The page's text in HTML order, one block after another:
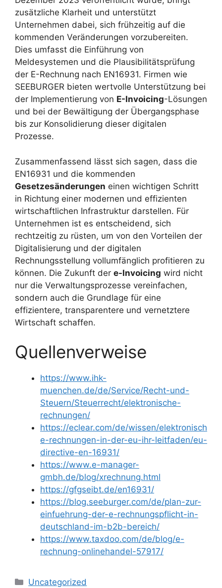
zusätzliche Klarheit und unterstützt
Unternehmen dabei, sich frühzeitig auf die
kommenden Veränderungen vorzubereiten.
Dies umfasst die Einführung von
Meldesystemen und die Plausibilitätsprüfung
der E-Rechnung nach EN16931. Firmen wie
SEEBURGER bieten wertvolle Unterstützung bei
der Implementierung von E-Invoicing-Lösungen
und bei der Bewältigung der Übergangsphase
bis zur Konsolidierung dieser digitalen
Prozesse.
Zusammenfassend lässt sich sagen, dass die
EN16931 und die kommenden
Gesetzesänderungen einen wichtigen Schritt
in Richtung einer modernen und effizienten
wirtschaftlichen Infrastruktur darstellen. Für
Unternehmen ist es entscheidend, sich
rechtzeitig zu rüsten, um von den Vorteilen der
Digitalisierung und der digitalen
Rechnungsstellung vollumfänglich profitieren zu
können. Die Zukunft der e-Invoicing wird nicht
nur die Verwaltungsprozesse vereinfachen,
sondern auch die Grundlage für eine
effizientere, transparentere und vernetztere
Wirtschaft schaffen.
Quellenverweise
https://www.ihk-
muenchen.de/de/Service/Recht-und-
Steuern/Steuerrecht/elektronische-
rechnungen/
https://eclear.com/de/wissen/elektronisch
e-rechnungen-in-der-eu-ihr-leitfaden/eu-
directive-en-16931/
https://www.e-manager-
gmbh.de/blog/xrechnung.html
https://gfgseibt.de/en16931/
https://blog.seeburger.com/de/plan-zur-
einfuehrung-der-e-rechnungspflicht-in-
deutschland-im-b2b-bereich/
https://www.taxdoo.com/de/blog/e-
rechnung-onlinehandel-57917/
Kategorien
Uncategorized